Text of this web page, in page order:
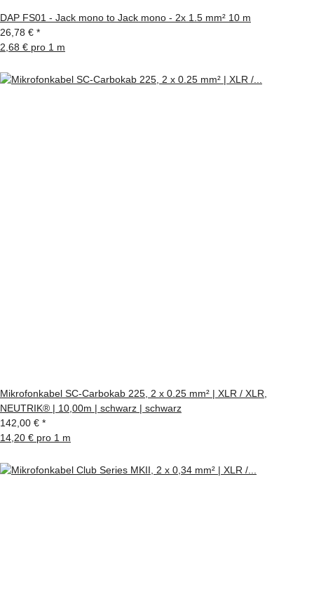
DAP FS01 - Jack mono to Jack mono - 2x 1.5 mm² 10 m
26,78 € *
2,68 € pro 1 m
Mikrofonkabel SC-Carbokab 225, 2 x 0.25 mm² | XLR / XLR,
NEUTRIK® | 10,00m | schwarz | schwarz
142,00 € *
14,20 € pro 1 m